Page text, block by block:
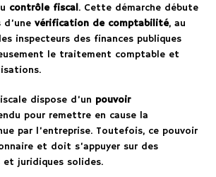
contrôle fiscal. Cette démarche débute
vérification de comptabilité, au
inspecteurs des finances publiques
le traitement comptable et
dispose d’un pouvoir
pour remettre en cause la
par l’entreprise. Toutefois, ce pouvoir
et doit s’appuyer sur des
juridiques solides.